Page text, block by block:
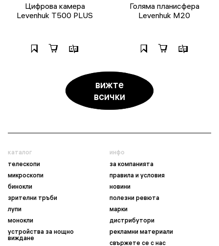
Цифрова камера
Levenhuk T500 PLUS
Голяма планисфера
Levenhuk M20
вижте
всички
каталог
телескопи
микроскопи
бинокли
зрителни тръби
лупи
монокли
устройства за нощно
виждане
инфо
за компанията
правила и условия
новини
полезни ревюта
марки
дистрибутори
рекламни материали
свържете се с нас